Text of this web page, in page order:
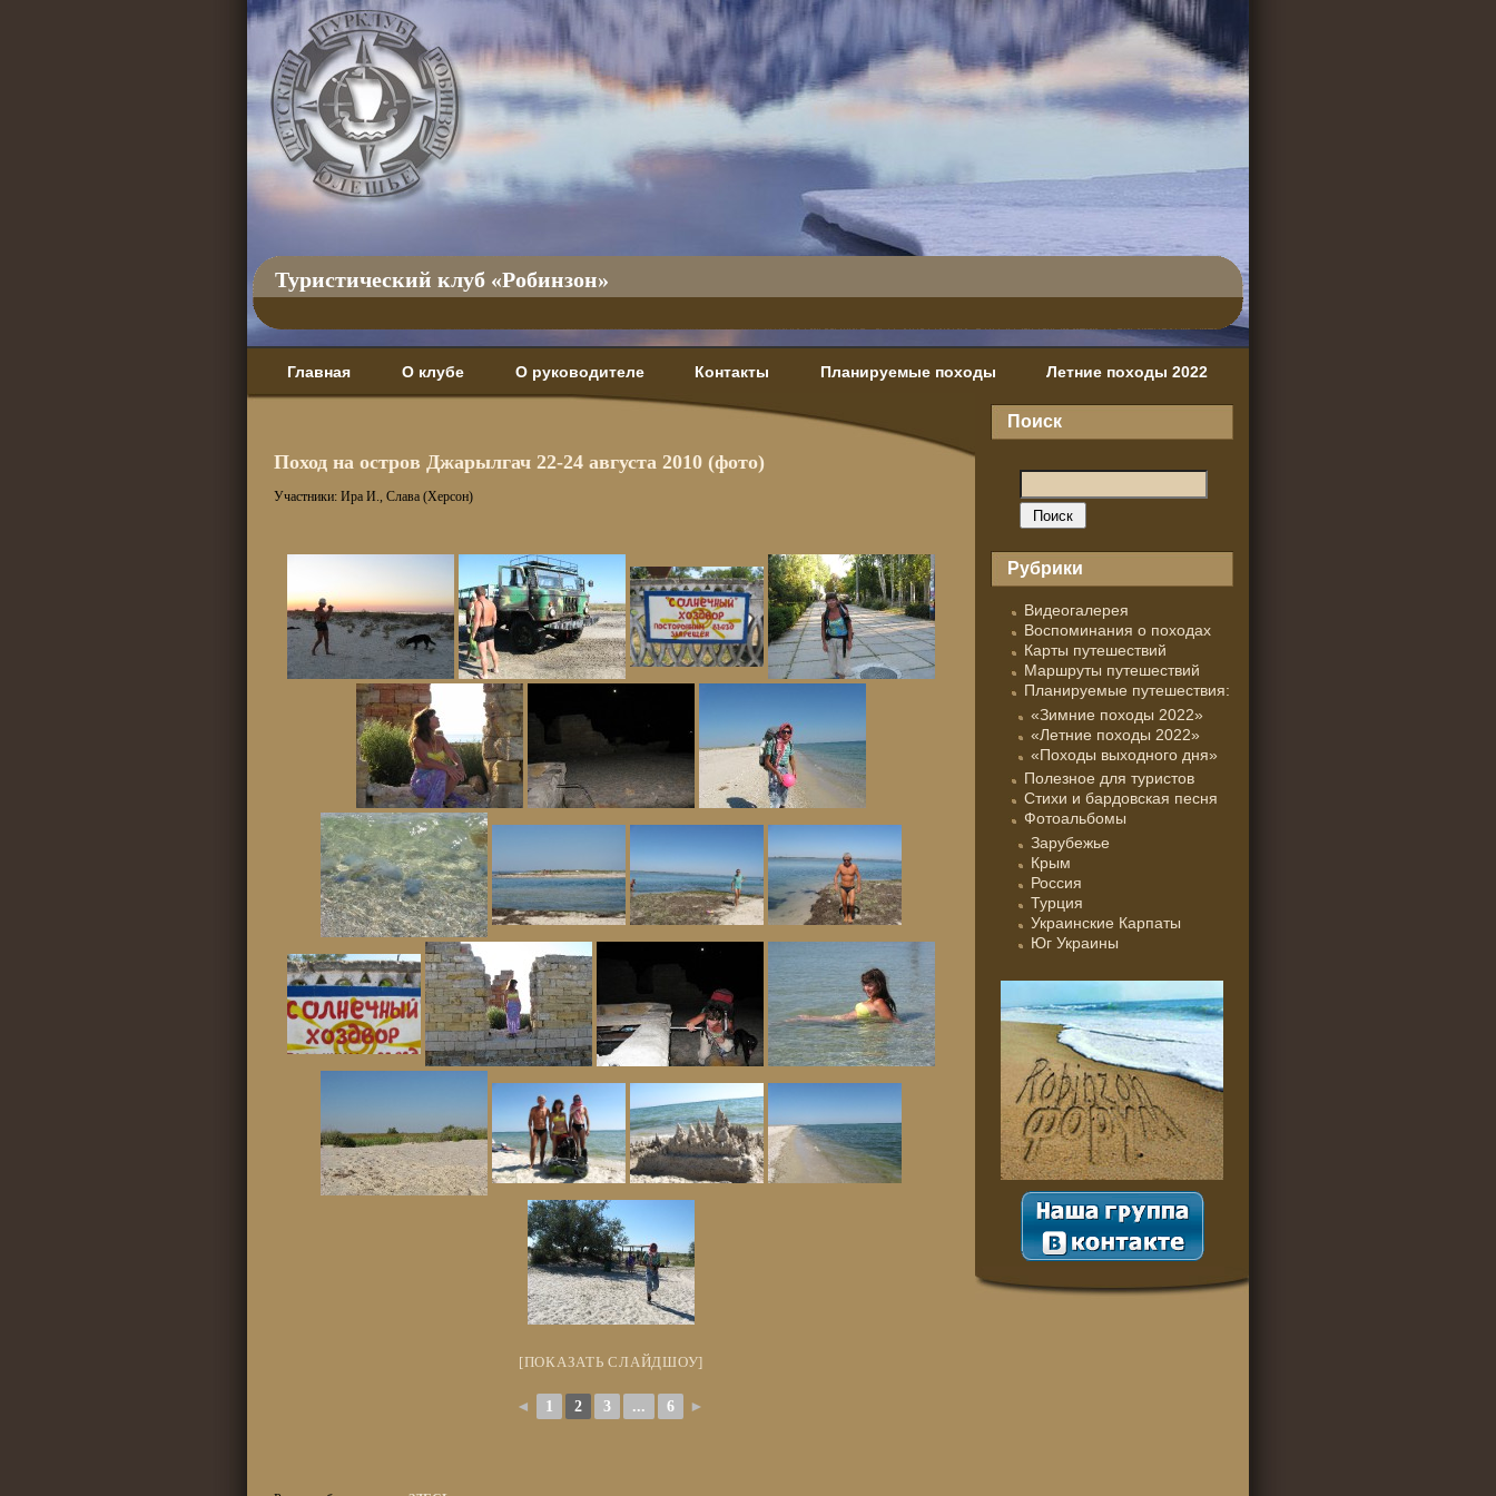
Туристический клуб «Робинзон»
Главная О клубе О руководителе Контакты Планируемые походы Летние походы 2022
Поход на остров Джарылгач 22-24 августа 2010 (фото)
Участники: Ира И., Слава (Херсон)
[ПОКАЗАТЬ СЛАЙДШОУ]
◄ 1 2 3 ... 6 ►
Поиск
Рубрики
Видеогалерея
Воспоминания о походах
Карты путешествий
Маршруты путешествий
Планируемые путешествия:
«Зимние походы 2022»
«Летние походы 2022»
«Походы выходного дня»
Полезное для туристов
Стихи и бардовская песня
Фотоальбомы
Зарубежье
Крым
Россия
Турция
Украинские Карпаты
Юг Украины